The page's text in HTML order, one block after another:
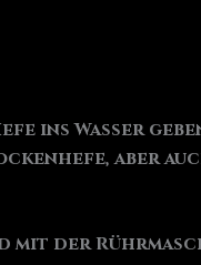
ins Wasser
aber
mit der